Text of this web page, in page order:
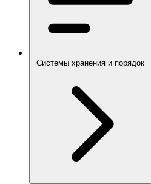
Системы хранения и порядок